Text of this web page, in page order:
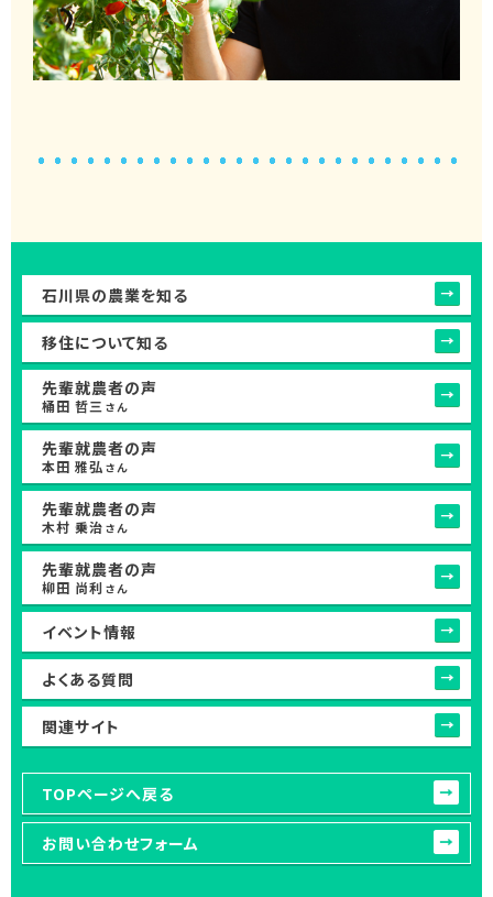
石川県の農業を知る
移住について知る
先輩就農者の声
桶田 哲三 さん
先輩就農者の声
本田 雅弘 さん
先輩就農者の声
木村 乗治 さん
先輩就農者の声
柳田 尚利 さん
イベント情報
よくある質問
関連サイト
TOPページへ戻る
お問い合わせフォーム